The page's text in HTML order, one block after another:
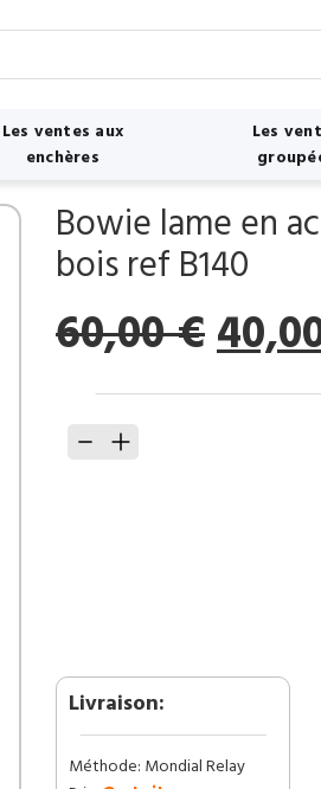
Les ventes aux
enchères
Les
Bowie lame en
bois ref B140
60,00€Le
prix
quantité
manche
en
bois
ref
Livraison:
Méthode: Mondial Relay